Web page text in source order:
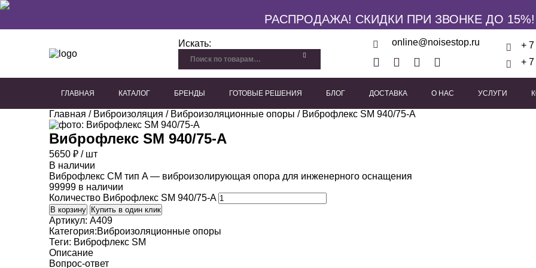
РАСПРОДАЖА! СКИДКИ ПРИ ЗВОНКЕ ДО 15%!
Искать: online@noisestop.ru
+
+
ГЛАВНАЯ КАТАЛОГ БРЕНДЫ ГОТОВЫЕ РЕШЕНИЯ БЛОГ ДОСТАВКА О НАС УСЛУГИ
Главная / Виброизоляция / Виброизоляционные опоры / Виброфлекс SM 940/75-A
Виброфлекс SM 940/75-A
5650 ₽ / шт
В наличии
Виброфлекс СМ тип A — виброизолирующая опора для инженерного оснащения
99999 в наличии
Количество Виброфлекс SM 940/75-A
В корзину Купить в один клик
Артикул: A409
Категория:Виброизоляционные опоры
Теги: Виброфлекс SM
Описание
Вопрос-ответ